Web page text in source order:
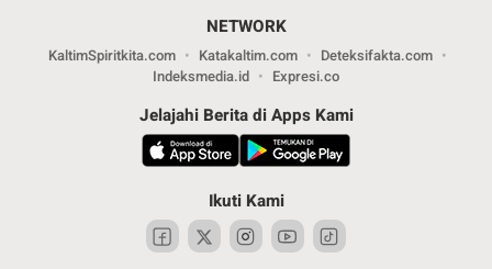
NETWORK
KaltimSpiritkita.com Katakaltim.com
Deteksifakta.com
Indeksmedia.id
Expresi.co
Jelajahi Berita di Apps Kami
Ikuti Kami